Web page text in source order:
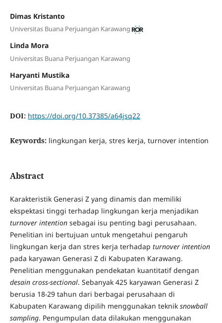
Dimas Kristanto
Universitas Buana Perjuangan Karawang
Linda Mora
Universitas Buana Perjuangan Karawang
Haryanti Mustika
Universitas Buana Perjuangan Karawang
DOI: https://doi.org/10.37385/a64jsq22
Keywords: lingkungan kerja, stres kerja, turnover intention
Abstract
Karakteristik Generasi Z yang dinamis dan memiliki
ekspektasi tinggi terhadap lingkungan kerja menjadikan
turnover intentionsebagai isu penting bagi perusahaan.
Penelitian ini bertujuan untuk mengetahui pengaruh
lingkungan kerja dan stres kerja terhadap turnover intention
pada karyawan Generasi Z di Kabupaten Karawang.
Penelitian menggunakan pendekatan kuantitatif dengan
desain cross-sectional. Sebanyak 425 karyawan Generasi Z
berusia 18-29 tahun dari berbagai perusahaan di
Kabupaten Karawang dipilih menggunakan teknik snowball
sampling. Pengumpulan data dilakukan menggunakan